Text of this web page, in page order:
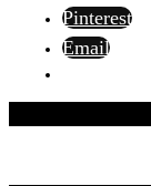
Pinterest
Email